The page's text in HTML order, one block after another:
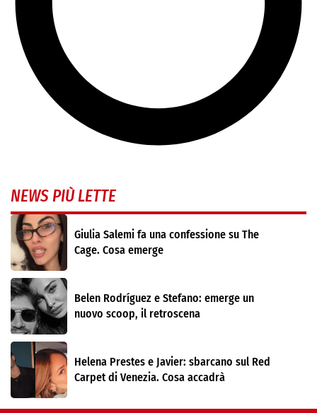
NEWS PIÙ LETTE
Giulia Salemi fa una confessione su The
Cage. Cosa emerge
Belen Rodríguez e Stefano: emerge un
nuovo scoop, il retroscena
Helena Prestes e Javier: sbarcano sul Red
Carpet di Venezia. Cosa accadrà